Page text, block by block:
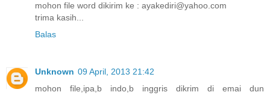
mohon file word dikirim ke : ayakediri@yahoo.com
trima kasih...
Balas
Unknown 09 April, 2013 21:42
mohon file,ipa,b indo,b inggris dikrim di emai dun